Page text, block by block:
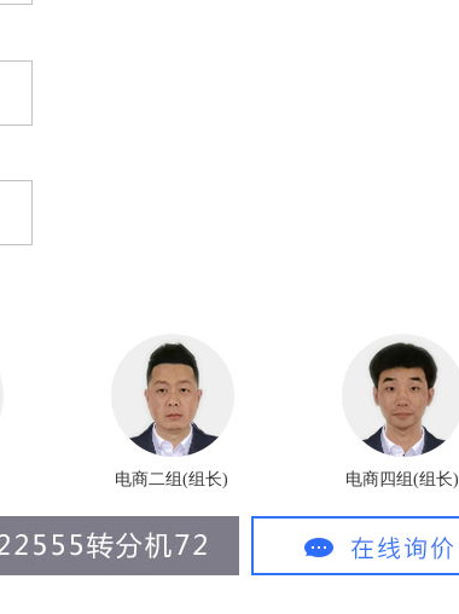
电商二组(组长) 电商四组(组长)